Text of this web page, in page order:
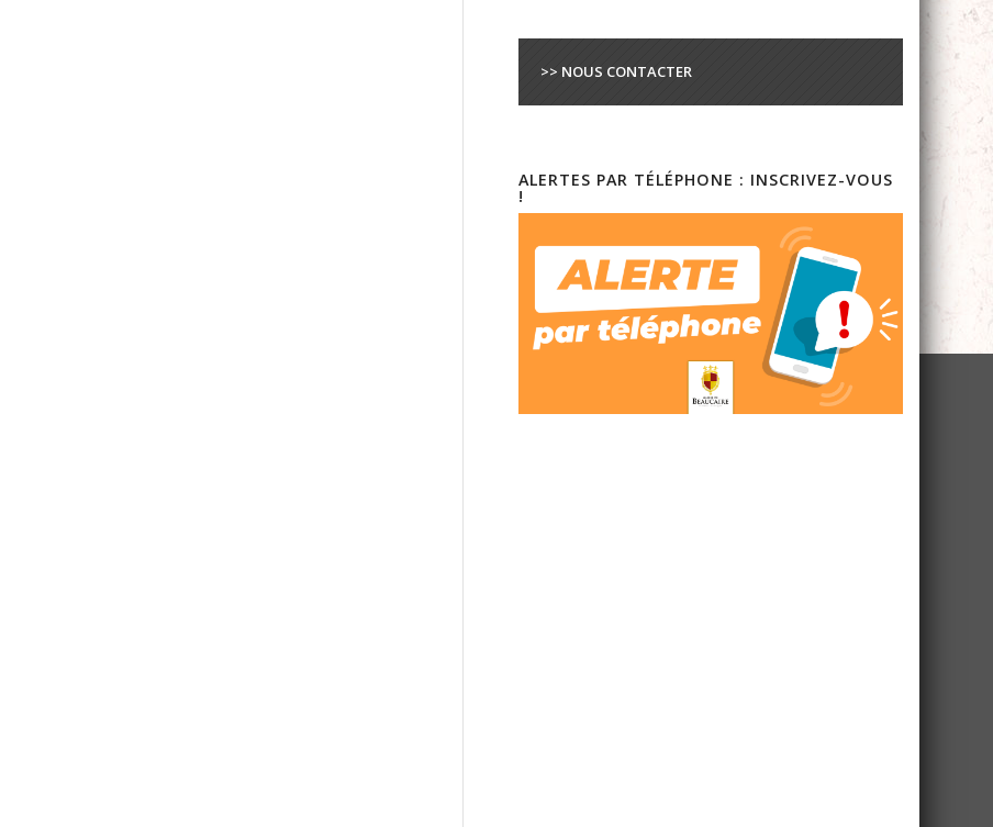
>> NOUS CONTACTER
ALERTES PAR TÉLÉPHONE : INSCRIVEZ-VOUS
!